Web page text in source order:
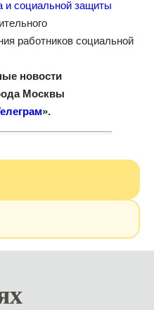
и социальной защиты
работников социальной
новости
Москвы
».